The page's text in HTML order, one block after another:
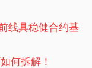
线具稳健合约基
何拆解！